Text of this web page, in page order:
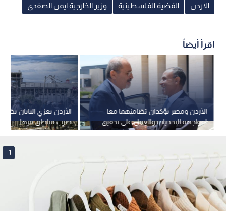
الاردن القضية الفلسطينية وزير الخارجية ايمن الصفدي
اقرأ أيضاً
الأردن يعزي اليابان
ضرب مناطق فيها
الأردن ومصر يؤكدان تضامنهما معا
لمواجهة التحديات والعمل على تحقيق
الأمن والاستقرار الإقليميين
1